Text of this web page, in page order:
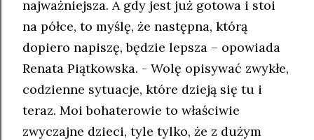
najważniejsza. A gdy jest już gotowa i stoi
na półce, to myślę, że następna, którą
dopiero napiszę, będzie lepsza – opowiada
Renata Piątkowska. - Wolę opisywać zwykłe,
codzienne sytuacje, które dzieją się tu i
teraz. Moi bohaterowie to właściwie
zwyczajne dzieci, tyle tylko, że z dużym